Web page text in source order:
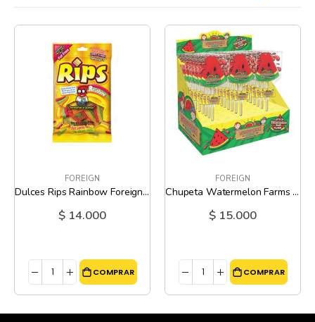
FOREIGN
Dulces Rips Rainbow Foreign - 4 Oz
$ 14.000
COMPRAR
FOREIGN
Chupeta Watermelon Farms Foreign - 2.12 Oz
$ 15.000
COMPRAR